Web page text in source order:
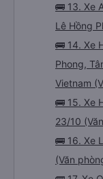
🚌 13. Xe
Lê Hồng
🚌 14. Xe
Phong,
Vietnam
🚌 15. Xe
23/10
🚌 16. Xe
(Văn